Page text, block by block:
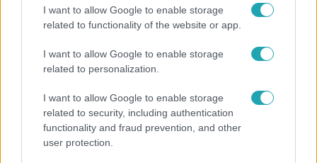
I want to allow Google to enable storage
related to functionality of the website or app.
I want to allow Google to enable storage
related to personalization.
I want to allow Google to enable storage
related to security, including authentication
functionality and fraud prevention, and other
user protection.